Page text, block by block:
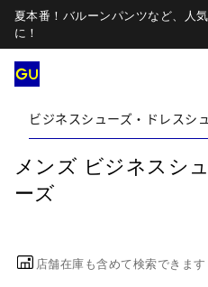
夏本番！バルーンパンツなど、人
に！
ビジネスシューズ・ドレスシ
メンズ ビジネスシ
ーズ
店舗在庫も含めて検索できます